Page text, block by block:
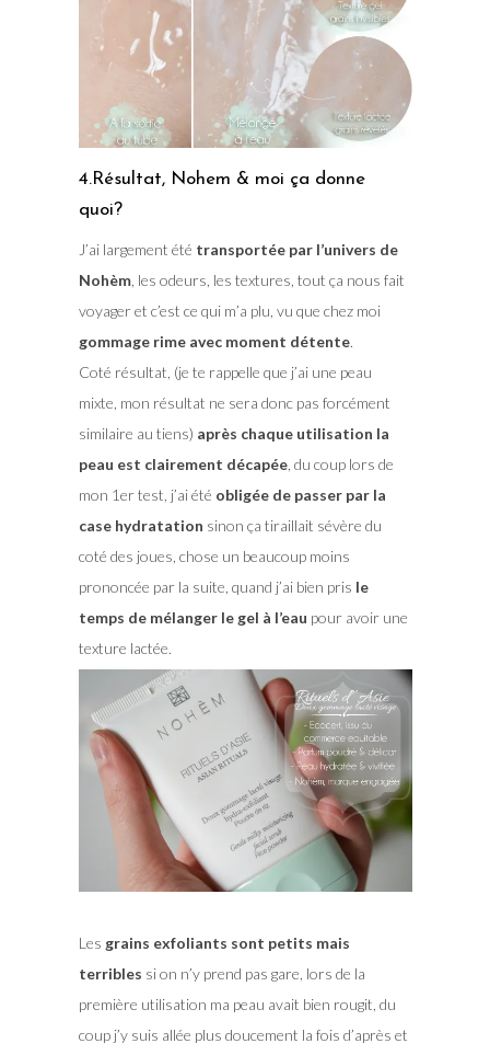
4.Résultat, Nohem & moi ça donne
quoi?
J’ai largement été transportée par l’univers de
Nohèm, les odeurs, les textures, tout ça nous fait
voyager et c’est ce qui m’a plu, vu que chez moi
gommage rime avec moment détente.
Coté résultat, (je te rappelle que j’ai une peau
mixte, mon résultat ne sera donc pas forcément
similaire au tiens) après chaque utilisation la
peau est clairement décapée, du coup lors de
mon 1er test, j’ai été obligée de passer par la
case hydratation sinon ça tiraillait sévère du
coté des joues, chose un beaucoup moins
prononcée par la suite, quand j’ai bien pris le
temps de mélanger le gel à l’eau pour avoir une
texture lactée.
Les grains exfoliants sont petits mais
terribles si on n’y prend pas gare, lors de la
première utilisation ma peau avait bien rougit, du
coup j’y suis allée plus doucement la fois d’après et